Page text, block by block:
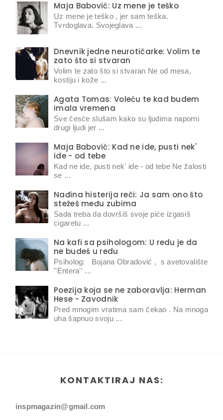
Maja Babović: Uz mene je teško
Uz mene je teško , jer sam teška.
Tvrdoglava. Svojeglava ...
Dnevnik jedne neurotičarke: Volim te
zato što si stvaran
Volim te zato što si stvaran Ne od mesa,
kostiju i kože ...
Agata Tomas: Voleću te kad budem
imala vremena
Sve česće slušam kako su ljudima naporni
drugi ljudi jer ...
Maja Babović: Kad ne ide, pusti nek'
ide - od tebe
Kad ne ide, pusti nek' ide - od tebe Ne žalosti
se ...
Nađina histerija reči: Ja sam ono što
stežeš među zubima
Sada treba da dovršiš svoje piće izgasiš
cigaretu ...
Na kafi sa psihologom: U redu je da
ne budeš u redu
Psiholog: Bojana Obradović , s avetovalište
''Entera'' ...
Poezija koja se ne zaboravlja: Herman
Hese - Zavodnik
Pred mnogim vratima sam čekao . Na mnoga
uha šapnuo svoju ...
KONTAKTIRAJ NAS:
inspmagazin@gmail.com